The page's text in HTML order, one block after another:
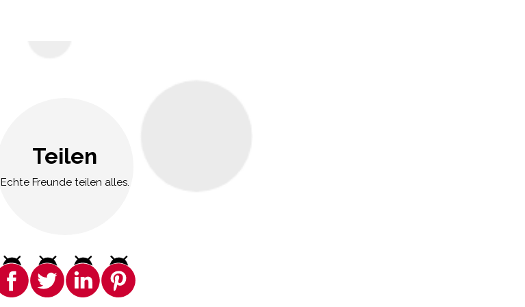
Teilen
Echte Freunde teilen alles.